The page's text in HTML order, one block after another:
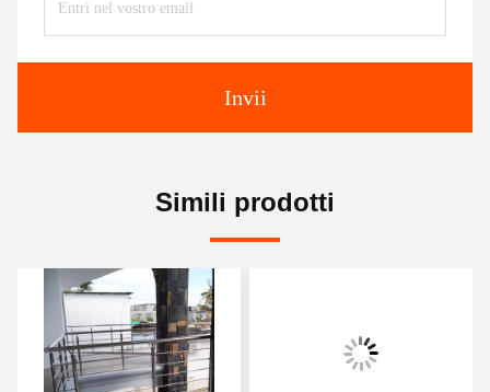
Invii
Simili prodotti